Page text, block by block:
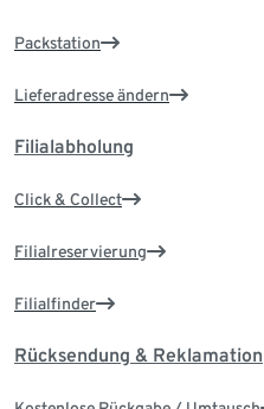
Packstation
Lieferadresse ändern
Filialabholung
Click & Collect
Filialreservierung
Filialfinder
Rücksendung & Reklamation